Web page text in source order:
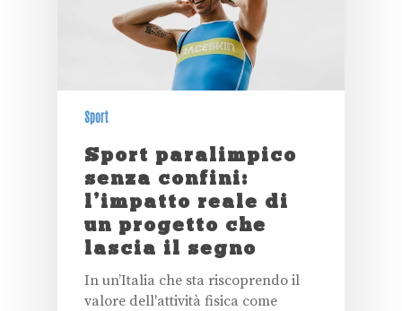
Sport
Sport paralimpico
senza confini:
l’impatto reale di
un progetto che
lascia il segno
In un’Italia che sta riscoprendo il
valore dell'attività fisica come